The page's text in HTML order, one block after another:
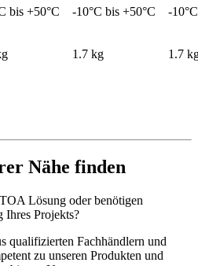
bis +50°C -10°C bis +50°C -
1.7 kg 1.7
Nähe finden
Lösung oder benötigen
Ihres Projekts?
qualifizierten Fachhändlern und
zu unseren Produkten und